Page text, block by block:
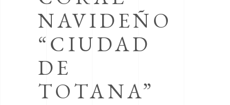
NAVIDEÑO
“CIUDAD
DE
TOTANA”